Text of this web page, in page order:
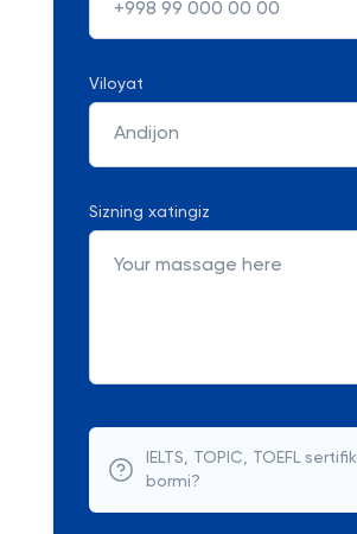
Viloyat
Andijon
Sizning xatingiz
IELTS, TOPIC, TOEFL
bormi?